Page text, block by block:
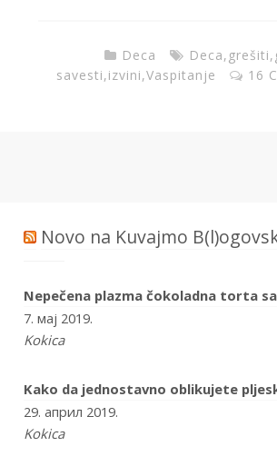
Deca Deca, grešiti,
savesti,izvini,Vaspitanje 16
Novo na Kuvajmo
Nepečena plazma čokoladna torta
7. мај 2019.
Kokica
Kako da jednostavno oblikujete
29. април 2019.
Kokica